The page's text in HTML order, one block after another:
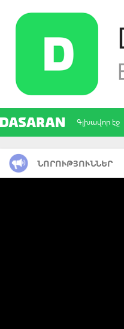
Գլխավոր էջ
ՆՈՐՈՒԹՅՈՒՆՆԵՐ